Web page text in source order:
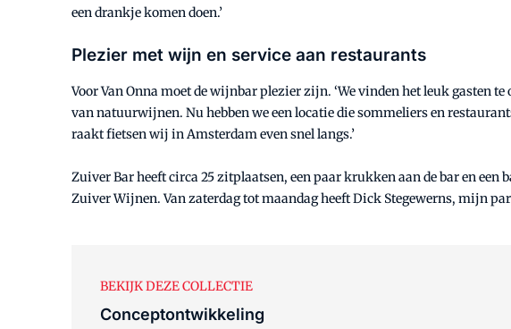
een drankje komen doen.’
Plezier met wijn en service aan restaurants
Voor Van Onna moet de wijnbar plezier zijn. ‘We vinden het leuk gasten
van natuurwijnen. Nu hebben we een locatie die sommeliers en
raakt fietsen wij in Amsterdam even snel langs.’
Zuiver Bar heeft circa 25 zitplaatsen, een paar krukken aan de bar en
Zuiver Wijnen. Van zaterdag tot maandag heeft Dick Stegewerns, mijn
BEKIJK DEZE COLLECTIE
Conceptontwikkeling